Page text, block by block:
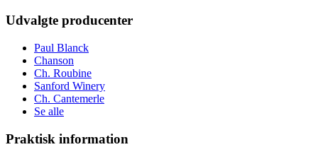
Udvalgte producenter
Paul Blanck
Chanson
Ch. Roubine
Sanford Winery
Ch. Cantemerle
Se alle
Praktisk information